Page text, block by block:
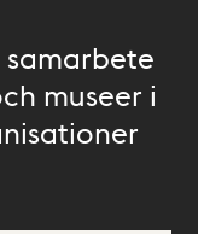
museer i